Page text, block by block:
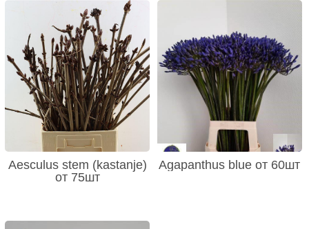
Aesculus stem (kastanje)
от 75шт
Agapanthus blue от 60шт